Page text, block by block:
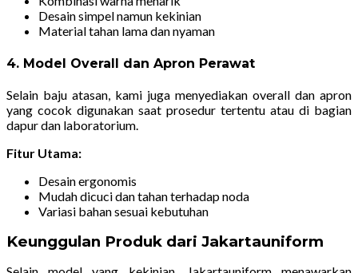
Desain simpel namun kekinian
Material tahan lama dan nyaman
4. Model Overall dan Apron Perawat
Selain baju atasan, kami juga menyediakan overall dan apron
yang cocok digunakan saat prosedur tertentu atau di bagian
dapur dan laboratorium.
Fitur Utama:
Desain ergonomis
Mudah dicuci dan tahan terhadap noda
Variasi bahan sesuai kebutuhan
Keunggulan Produk dari Jakartauniform